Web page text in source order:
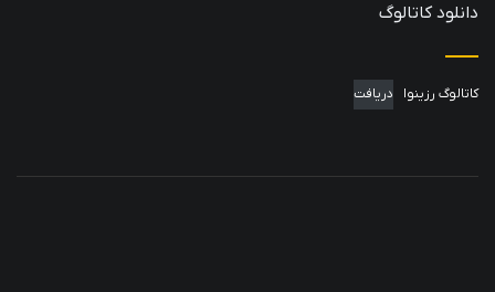
دانلود کاتالوگ
کاتالوگ رزینوا دریافت